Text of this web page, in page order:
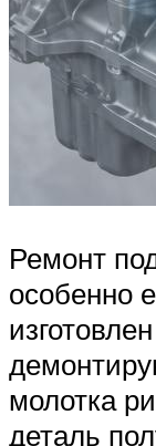
Ремонт
особенно
молотка
деталь